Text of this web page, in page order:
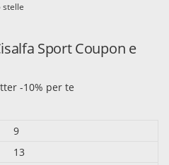
stelle
Sport Coupon e
-10% per te
9
13